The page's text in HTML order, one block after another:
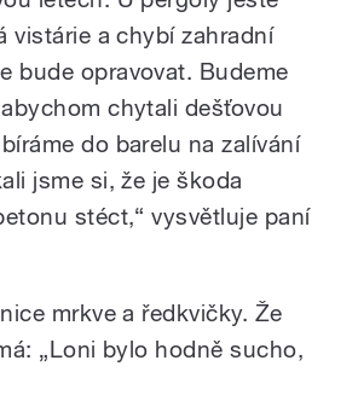
vistárie a chybí zahradní
bude opravovat. Budeme
chytali dešťovou
do barelu na zalívání
jsme si, že je škoda
stéct,“ vysvětluje paní
mrkve a ředkvičky. Že
„Loni bylo hodně sucho,